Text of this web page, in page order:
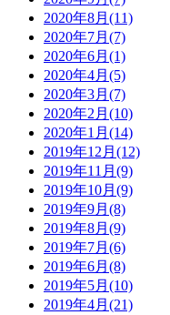
2020年8月(11)
2020年7月(7)
2020年6月(1)
2020年4月(5)
2020年3月(7)
2020年2月(10)
2020年1月(14)
2019年12月(12)
2019年11月(9)
2019年10月(9)
2019年9月(8)
2019年8月(9)
2019年7月(6)
2019年6月(8)
2019年5月(10)
2019年4月(21)